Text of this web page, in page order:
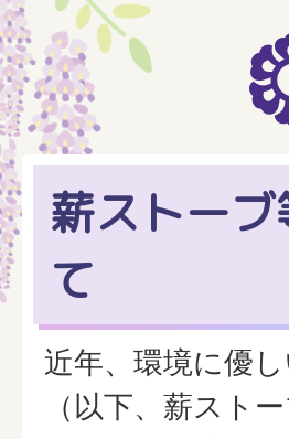
薪ストー
て
近年、環境に優
（以下、薪スト